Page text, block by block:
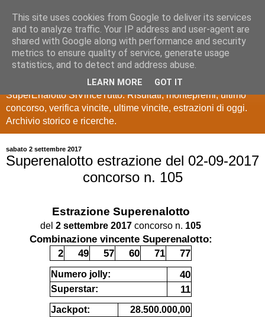
Estrazioni Lotto
SuperEnalotto
Ultime estrazioni di Lotto, SuperEnalotto, 10 e lotto,
SuperEnalotto SiVinceTutto. Risultati, montepremi, ultimo
concorso, verifica vincite, ultime vincite, estrazioni di oggi.
Archivio storico e ricerche.
sabato 2 settembre 2017
Superenalotto estrazione del 02-09-2017
concorso n. 105
Estrazione Superenalotto
del 2 settembre 2017 concorso n. 105
Combinazione vincente Superenalotto:
2
49 57 60 71 77
Numero jolly: 40
Superstar: 11
Jackpot:
28.500.000,00
This site uses cookies from Google to deliver its services
and to analyze traffic. Your IP address and user-agent are
shared with Google along with performance and security
metrics to ensure quality of service, generate usage
statistics, and to detect and address abuse.
LEARN MORE GOT IT